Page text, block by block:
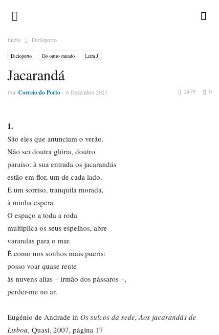
Inicio Dicioporto
Dicioporto Do outro mundo Letra J
Jacarandá
Por Correio do Porto- 6 Dezembro 2021 0
2479
1.
São eles que anunciam o verão.
Não sei doutra glória, doutro
paraíso: à sua entrada os jacarandás
estão em flor, um de cada lado.
E um sorriso, tranquila morada,
à minha espera.
O espaço a toda a roda
multiplica os seus espelhos, abre
varandas para o mar.
É como nos sonhos mais pueris:
posso voar quase rente
às nuvens altas – irmão dos pássaros –,
perder-me no ar.
Eugénio de Andrade in Os sulcos da sede,Aos jacarandás de
Lisboa, Quasi, 2007, página 17